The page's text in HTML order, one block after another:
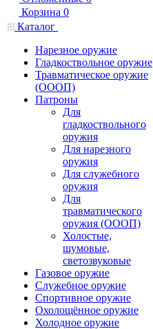
Корзина 0
Каталог
Нарезное оружие
Гладкоствольное оружие
Травматическое оружие
(ОООП)
Патроны
Для
гладкоствольного
оружия
Для нарезного
оружия
Для служебного
оружия
Для
травматического
оружия (ОООП)
Холостые,
шумовые,
светозвуковые
Газовое оружие
Служебное оружие
Спортивное оружие
Охолощённое оружие
Холодное оружие